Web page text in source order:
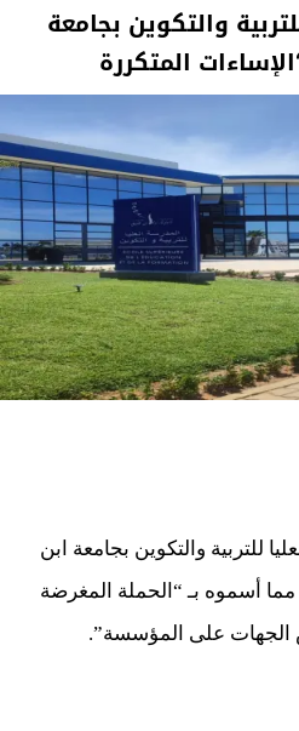
والتكوين بجامعة
المتكررة
للتربية والتكوين بجامعة ابن
أسموه بـ “الحملة المغرضة
الجهات على المؤسسة”.